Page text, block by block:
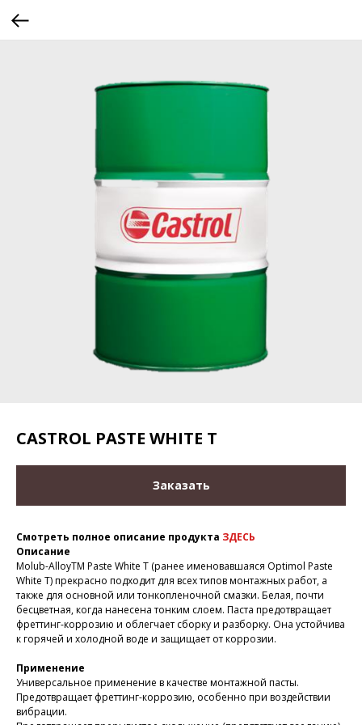
CASTROL PASTE WHITE T
Заказать
Смотреть полное описание продукта ЗДЕСЬ
Описание
Molub-AlloyTM Paste White T (ранее именовавшаяся Optimol Paste
White T) прекрасно подходит для всех типов монтажных работ, а
также для основной или тонкопленочной смазки. Белая, почти
бесцветная, когда нанесена тонким слоем. Паста предотвращает
фреттинг-коррозию и облегчает сборку и разборку. Она устойчива
к горячей и холодной воде и защищает от коррозии.
Применение
Универсальное применение в качестве монтажной пасты.
Предотвращает фреттинг-коррозию, особенно при воздействии
вибрации.